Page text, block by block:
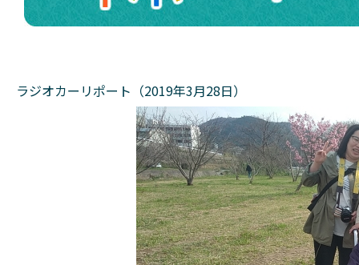
ラジオカーリポート（2019年3月28日）